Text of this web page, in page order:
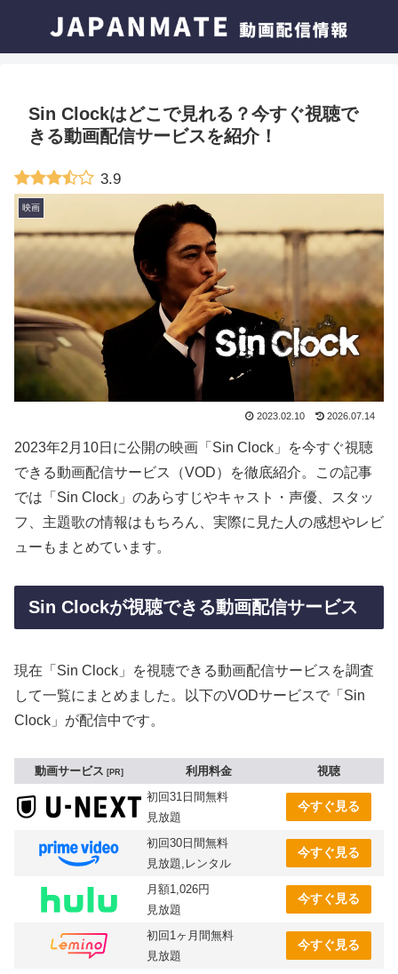
Sin Clockはどこで見れる？今すぐ視聴で
きる動画配信サービスを紹介！
3.9
映画
2023.02.10 2026.07.14
2023年2月10日に公開の映画「Sin Clock」を今すぐ視聴
できる動画配信サービス（VOD）を徹底紹介。この記事
では「Sin Clock」のあらすじやキャスト・声優、スタッ
フ、主題歌の情報はもちろん、実際に見た人の感想やレビ
ューもまとめています。
Sin Clockが視聴できる動画配信サービス
現在「Sin Clock」を視聴できる動画配信サービスを調査
して一覧にまとめました。以下のVODサービスで「Sin
Clock」が配信中です。
動画サービス PR 利用料金
視聴
初回31日間無料
見放題
今すぐ見る
初回30日間無料
見放題,レンタル
今すぐ見る
月額1,026円
見放題
今すぐ見る
初回1ヶ月間無料
見放題
今すぐ見る